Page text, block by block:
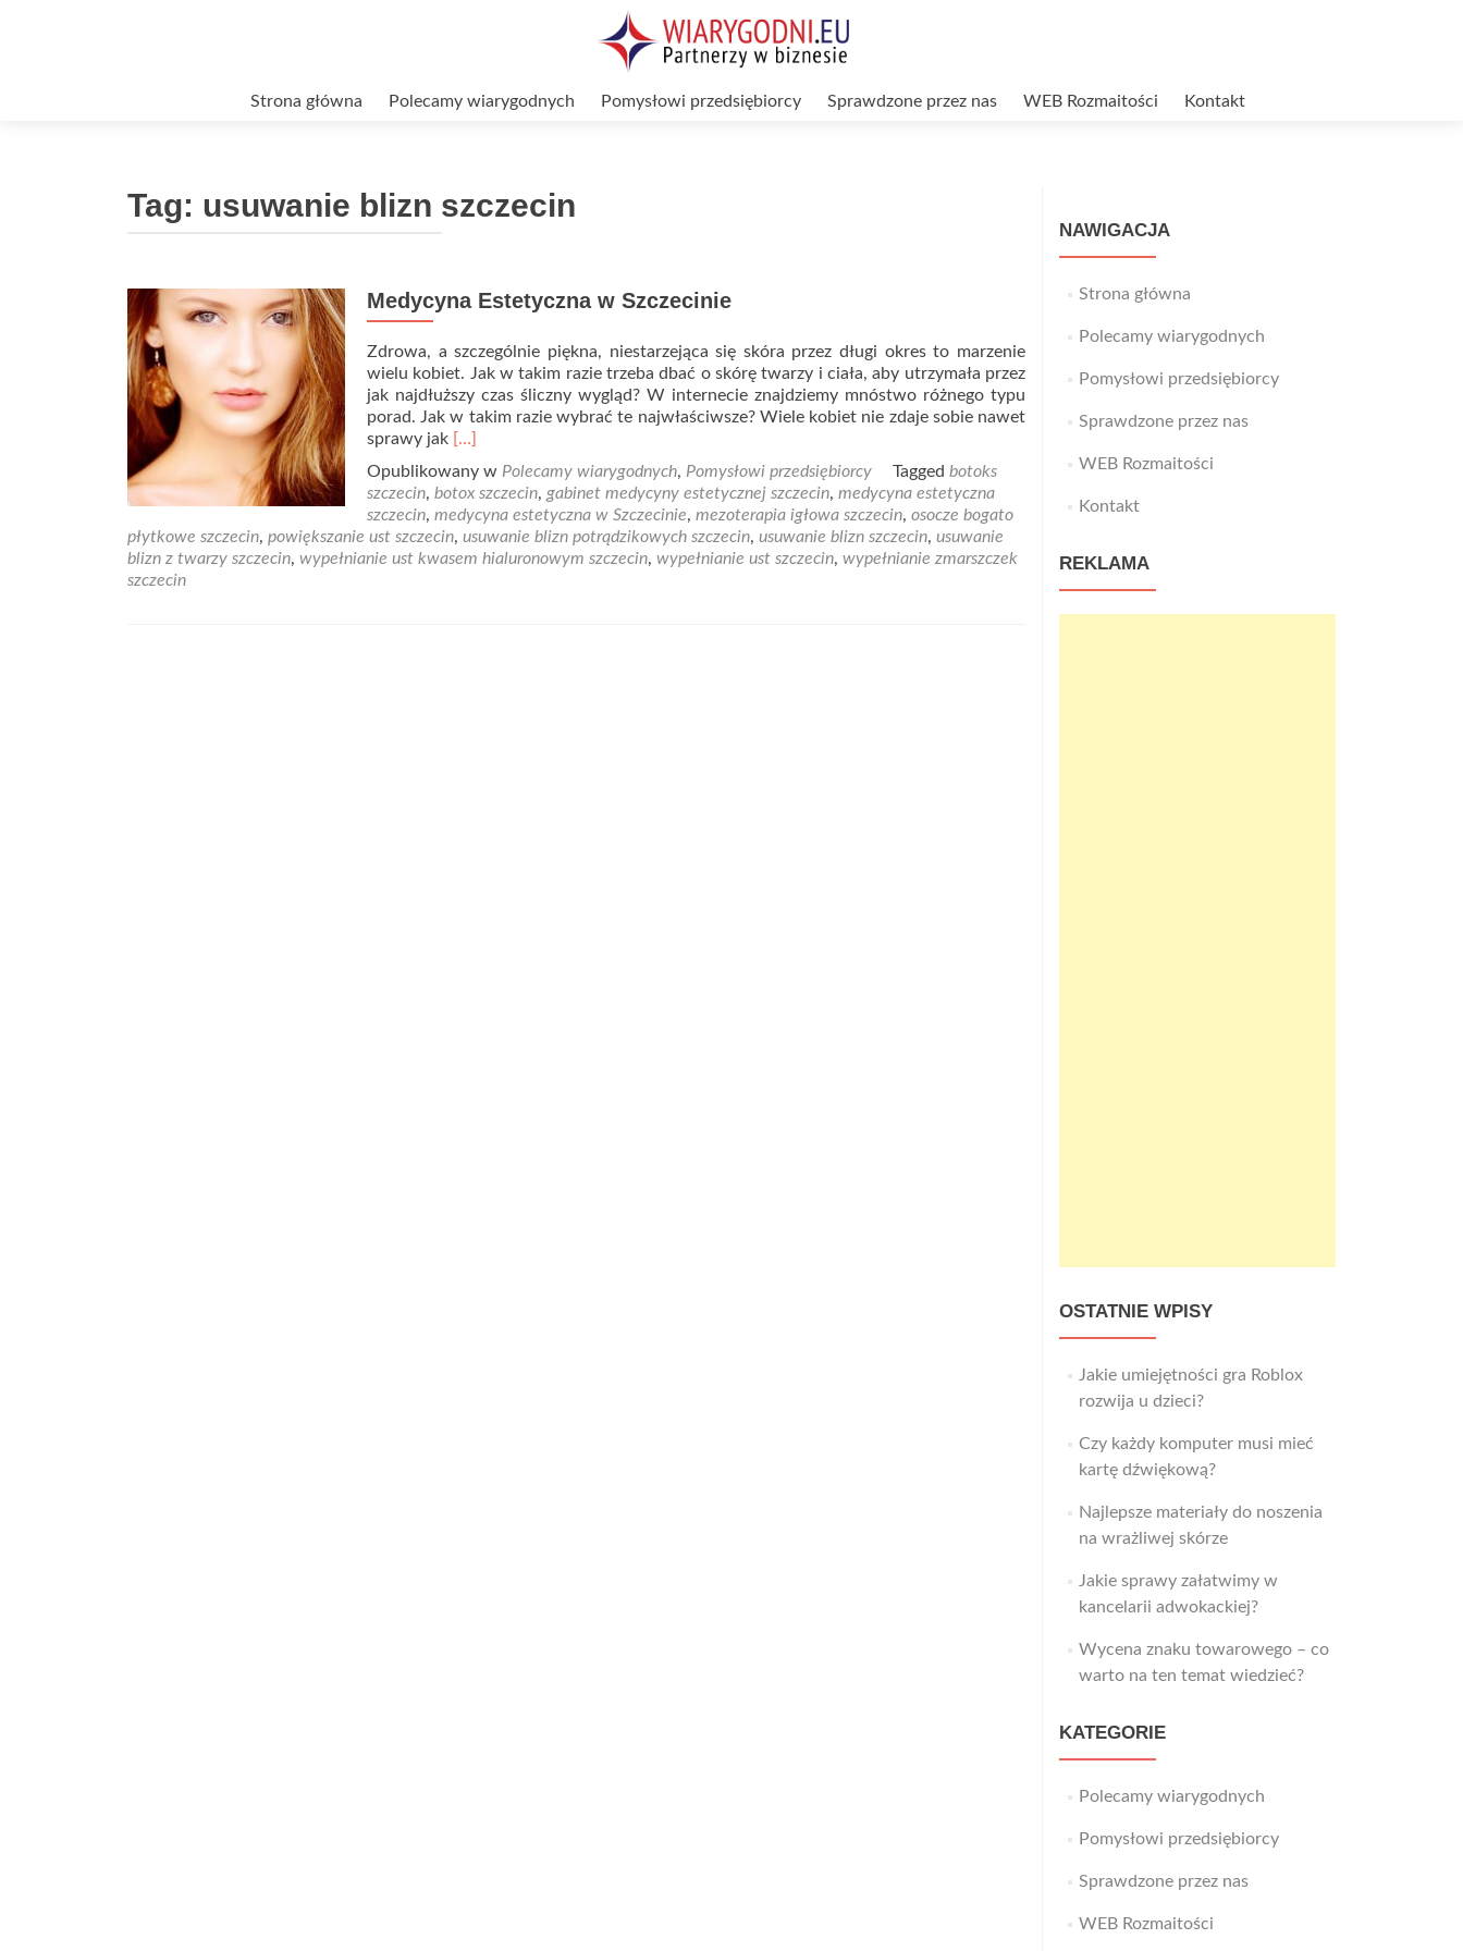
Strona główna Polecamy wiarygodnych Pomysłowi przedsiębiorcy Sprawdzone przez nas WEB Rozmaitości Kontakt
Tag: usuwanie blizn szczecin
Medycyna Estetyczna w Szczecinie
Zdrowa, a szczególnie piękna, niestarzejąca się skóra przez długi okres to marzenie
wielu kobiet. Jak w takim razie trzeba dbać o skórę twarzy i ciała, aby utrzymała przez
jak najdłuższy czas śliczny wygląd? W internecie znajdziemy mnóstwo różnego typu
porad. Jak w takim razie wybrać te najwłaściwsze? Wiele kobiet nie zdaje sobie nawet
sprawy jak Read
about
Medycyna
Estetyczna
w
Szczecinie
[…]
Opublikowany w Polecamy wiarygodnych, Pomysłowi przedsiębiorcy Tagged botoks
szczecin, botox szczecin, gabinet medycyny estetycznej szczecin, medycyna estetyczna
szczecin, medycyna estetyczna w Szczecinie, mezoterapia igłowa szczecin, osocze bogato
płytkowe szczecin, powiększanie ust szczecin, usuwanie blizn potrądzikowych szczecin, usuwanie blizn szczecin, usuwanie
blizn z twarzy szczecin, wypełnianie ust kwasem hialuronowym szczecin, wypełnianie ust szczecin, wypełnianie zmarszczek
szczecin
NAWIGACJA
Strona główna
Polecamy wiarygodnych
Pomysłowi przedsiębiorcy
Sprawdzone przez nas
WEB Rozmaitości
Kontakt
REKLAMA
OSTATNIE WPISY
Jakie umiejętności gra Roblox
rozwija u dzieci?
Czy każdy komputer musi mieć
kartę dźwiękową?
Najlepsze materiały do noszenia
na wrażliwej skórze
Jakie sprawy załatwimy w
kancelarii adwokackiej?
Wycena znaku towarowego – co
warto na ten temat wiedzieć?
KATEGORIE
Polecamy wiarygodnych
Pomysłowi przedsiębiorcy
Sprawdzone przez nas
WEB Rozmaitości